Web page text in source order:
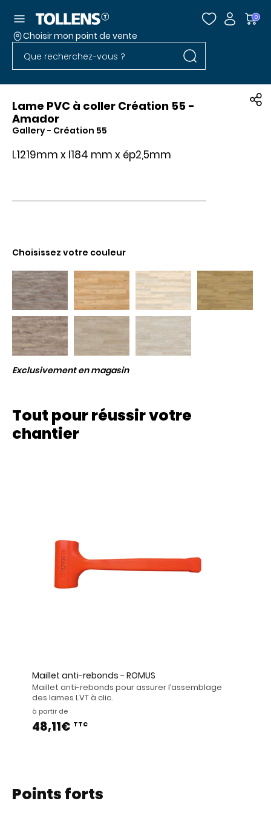
0
Passer la liste des magasins et aller au pied
Choisir mon point de vente
Rechercher dans le site Rechercher
Accéder au menu
Lame PVC à coller Création 55 -
Amador
Gallery- Création 55
L1219mm x l184 mm x ép2,5mm
Choisissez votre couleur
Exclusivement en magasin
Tout pour réussir votre
chantier
Maillet anti-rebonds - ROMUS
Maillet anti-rebonds pour assurer l’assemblage
des lames LVT à clic.
à partir de
48,11€ TTC
Points forts